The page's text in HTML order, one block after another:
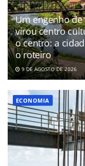
Um engenho
virou centro
o centro: a
o roteiro
9 DE AGOSTO DE 2026
ECONOMIA